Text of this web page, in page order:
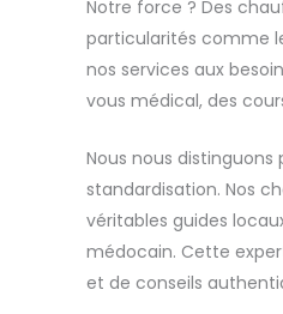
Notre force ? Des
particularités comme
nos services aux
vous médical, des
Nous nous distinguons
standardisation. Nos
véritables guides
médocain. Cette
et de conseils